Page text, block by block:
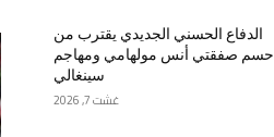
الدفاع الحسني الجديدي يقترب من
حسم صفقتي أنس مولهامي ومهاجم
سينغالي
غشت 7, 2026